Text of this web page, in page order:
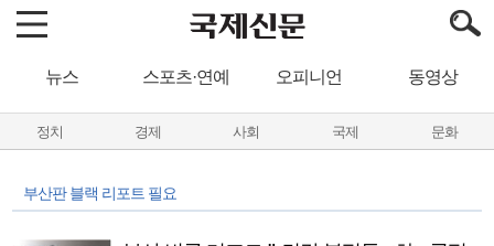
뉴스 스포츠·연예 오피니언 동영상
정치 경제 사회 국제 문화
부산판 블랙 리포트 필요